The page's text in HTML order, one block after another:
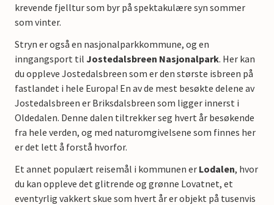
krevende fjelltur som byr på spektakulære syn sommer
som vinter.
Stryn er også en nasjonalparkkommune, og en
inngangsport til Jostedalsbreen Nasjonalpark. Her kan
du oppleve Jostedalsbreen som er den største isbreen på
fastlandet i hele Europa! En av de mest besøkte delene av
Jostedalsbreen er Briksdalsbreen som ligger innerst i
Oldedalen. Denne dalen tiltrekker seg hvert år besøkende
fra hele verden, og med naturomgivelsene som finnes her
er det lett å forstå hvorfor.
Et annet populært reisemål i kommunen er Lodalen, hvor
du kan oppleve det glitrende og grønne Lovatnet, et
eventyrlig vakkert skue som hvert år er objekt på tusenvis